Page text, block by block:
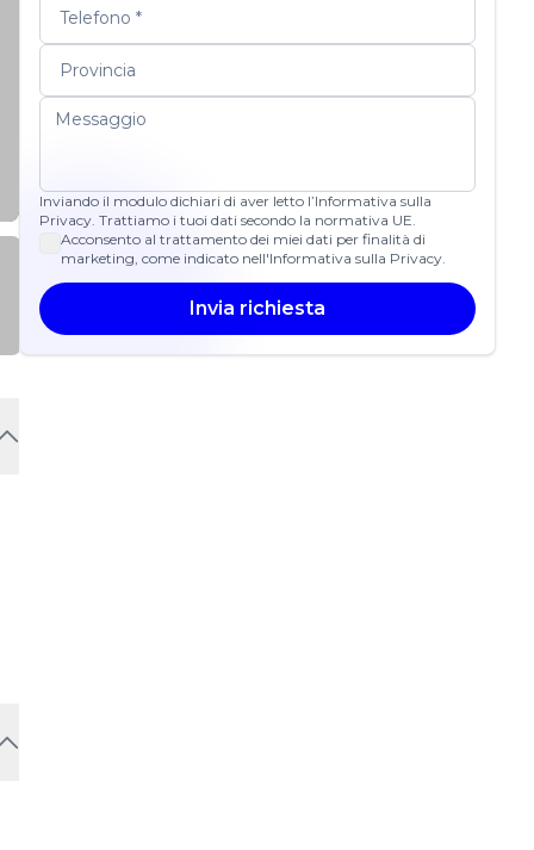
Inviando il modulo dichiari di aver letto l’Informativa sulla
Privacy. Trattiamo i tuoi dati secondo la normativa UE.
Acconsento al trattamento dei miei dati per finalità di
marketing, come indicato nell'Informativa sulla Privacy.
Invia richiesta